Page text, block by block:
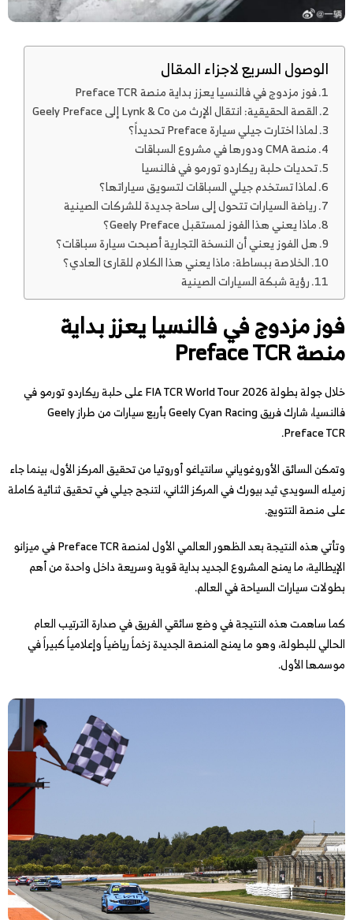
الوصول السريع لاجزاء المقال
فوز مزدوج في فالنسيا يعزز بداية منصة Preface TCR
القصة الحقيقية: انتقال الإرث من Lynk & Co إلى Geely Preface
لماذا اختارت جيلي سيارة Preface تحديداً؟
منصة CMA ودورها في مشروع السباقات
تحديات حلبة ريكاردو تورمو في فالنسيا
لماذا تستخدم جيلي السباقات لتسويق سياراتها؟
رياضة السيارات تتحول إلى ساحة جديدة للشركات الصينية
ماذا يعني هذا الفوز لمستقبل Geely Preface؟
هل الفوز يعني أن النسخة التجارية أصبحت سيارة سباقات؟
الخلاصة ببساطة: ماذا يعني هذا الكلام للقارئ العادي؟
رؤية شبكة السيارات الصينية
فوز مزدوج في فالنسيا يعزز بداية
منصة Preface TCR
خلال جولة بطولة FIA TCR World Tour 2026 على حلبة ريكاردو تورمو في
فالنسيا، شارك فريق Geely Cyan Racing بأربع سيارات من طراز Geely
Preface TCR.
وتمكن السائق الأوروغوياني سانتياغو أوروتيا من تحقيق المركز الأول، بينما جاء
زميله السويدي ثيد بيورك في المركز الثاني، لتنجح جيلي في تحقيق ثنائية كاملة
على منصة التتويج.
وتأتي هذه النتيجة بعد الظهور العالمي الأول لمنصة Preface TCR في ميزانو
الإيطالية، ما يمنح المشروع الجديد بداية قوية وسريعة داخل واحدة من أهم
بطولات سيارات السياحة في العالم.
كما ساهمت هذه النتيجة في وضع سائقي الفريق في صدارة الترتيب العام
الحالي للبطولة، وهو ما يمنح المنصة الجديدة زخماً رياضياً وإعلامياً كبيراً في
موسمها الأول.